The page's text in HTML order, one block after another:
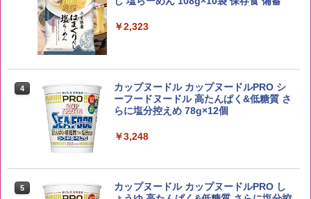
￥2,680
4
新潟ケンベイ【精米】新潟県産にじのき
らめき 5kg 令和7年産
￥5,809
5
by Amazon あきたこまちブレンド 無洗
米 5kg
￥4,927
4
トリスウイスキー 4000ml サントリー 大
容量 4リットル
5
サントリー シングルモルト ウイスキー
白州 Story of the Distillery 2026 化粧箱
￥2,323
4
カップヌードル カップヌードルPRO シ
ーフードヌードル 高たんぱく&低糖質 さ
らに塩分控えめ 78g×12個
￥3,248
5
カップヌードル カップヌードルPRO し